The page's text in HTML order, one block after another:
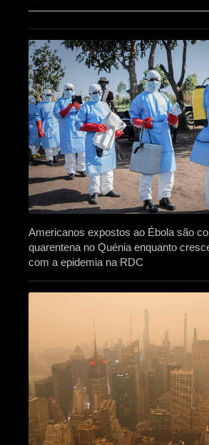
Americanos expostos ao Ébola são
quarentena no Quénia enquanto
com a epidemia na RDC